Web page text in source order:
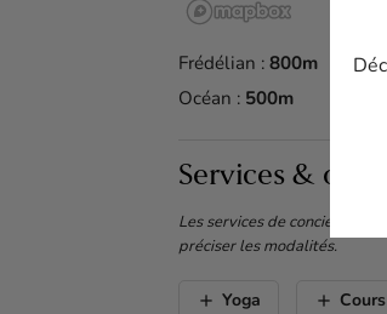
Frédélian : 800m
Océan : 500m
Services &
Les services de conciergerie
préciser les modalités.
add Yoga add